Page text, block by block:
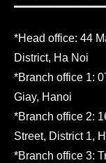
*Head office: 44
District, Ha Noi
*Branch office 1:
Giay, Hanoi
*Branch office 2:
Street, District 1,
*Branch office 3: